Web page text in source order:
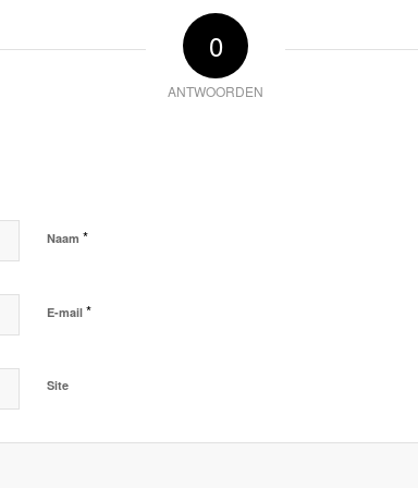
0
ANTWOORDEN
Naam *
E-mail *
Site